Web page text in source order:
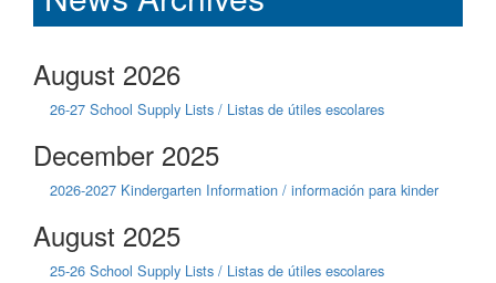
August 2026
26-27 School Supply Lists / Listas de útiles escolares
December 2025
2026-2027 Kindergarten Information / información para kinder
August 2025
25-26 School Supply Lists / Listas de útiles escolares